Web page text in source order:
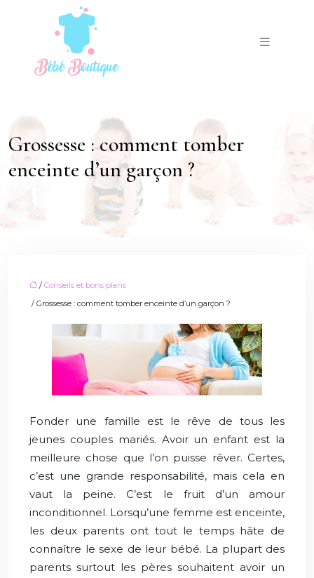
Grossesse : comment tomber
enceinte d’un garçon ?
/ Conseils et bons plans
/ Grossesse : comment tomber enceinte d’un garçon ?
Fonder une famille est le rêve de tous les
jeunes couples mariés. Avoir un enfant est la
meilleure chose que l’on puisse rêver. Certes,
c’est une grande responsabilité, mais cela en
vaut la peine. C’est le fruit d’un amour
inconditionnel. Lorsqu’une femme est enceinte,
les deux parents ont tout le temps hâte de
connaître le sexe de leur bébé. La plupart des
parents surtout les pères souhaitent avoir un